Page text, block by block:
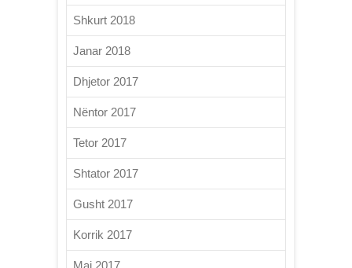
Shkurt 2018
Janar 2018
Dhjetor 2017
Nëntor 2017
Tetor 2017
Shtator 2017
Gusht 2017
Korrik 2017
Maj 2017